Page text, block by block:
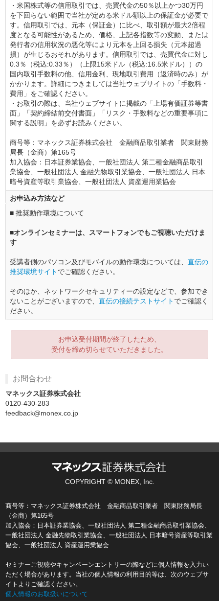
・米国株式等の信用取引では、売買代金の50％以上かつ30万円
を下回らない範囲で当社が定める米ドル額以上の保証金が必要で
す。信用取引では、元本（保証金）に比べ、取引額が最大2倍程
度となる可能性があるため、価格、上記各指数等の変動、または
発行者の信用状況の悪化等により元本を上回る損失（元本超過
損）が生じるおそれがあります。信用取引では、売買代金に対し
0.3％（税込:0.33％）（上限15米ドル（税込:16.5米ドル））の
国内取引手数料の他、信用金利、現地取引費用（返済時のみ）が
かかります。詳細につきましては当社ウェブサイトの「手数料・
費用」をご確認ください。
・お取引の際は、当社ウェブサイトに掲載の「上場有価証券等書
面」「契約締結前交付書面」「リスク・手数料などの重要事項に
関する説明」を必ずお読みください。
商号等：マネックス証券株式会社 金融商品取引業者 関東財務
局長（金商）第165号
加入協会：日本証券業協会、一般社団法人 第二種金融商品取引
業協会、一般社団法人 金融先物取引業協会、一般社団法人 日本
暗号資産等取引業協会、一般社団法人 資産運用業協会
お申込み方法など
■ 推奨動作環境について
■オンラインセミナーは、スマートフォンでもご視聴いただけま
す
受講者側のパソコン及びモバイルの動作環境については、直伝の
推奨環境サイト でご確認ください。
そのほか、ネットワークセキュリティーの設定などで、参加でき
ないことがございますので、直伝の接続テストサイト でご確認く
ださい。
お申込受付期間が終了したため、
受付を締め切らせていただきました。
お問合わせ
マネックス証券株式会社
0120-430-283
feedback@monex.co.jp
COPYRIGHT © MONEX, Inc.
商号等：マネックス証券株式会社 金融商品取引業者 関東財務局長
（金商）第165号
加入協会：日本証券業協会、一般社団法人 第二種金融商品取引業協会、
一般社団法人 金融先物取引業協会、一般社団法人 日本暗号資産等取引業
協会、一般社団法人 資産運用業協会
セミナーご視聴やキャンペーンエントリーの際などに個人情報を入力い
ただく場合があります。当社の個人情報の利用目的等は、次のウェブサ
イトよりご確認ください。
個人情報のお取扱いについて